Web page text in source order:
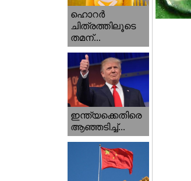
ഹൊറര്‍
ചിത്രത്തിലൂടെ
തമന്...
ഇന്ത്യക്കെതിരെ
ആഞ്ഞടിച്ച്...